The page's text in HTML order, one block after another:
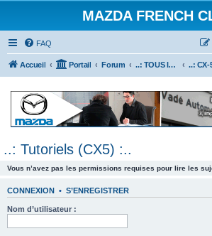
MAZDA FRENCH
FAQ
Accueil Portail Forum ..: TOUS les Véhicules MAZDA :.. ..: CX-
..: Tutoriels (CX5) :..
Vous n’avez pas les permissions requises pour lire les
CONNEXION • S’ENREGISTRER
Nom d’utilisateur :